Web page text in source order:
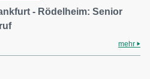
- Rödelheim: Senior
mehr